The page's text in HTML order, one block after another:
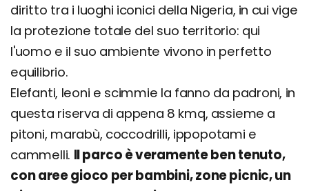
diritto tra i luoghi iconici della Nigeria, in cui vige
la protezione totale del suo territorio: qui
l'uomo e il suo ambiente vivono in perfetto
equilibrio.
Elefanti, leoni e scimmie la fanno da padroni, in
questa riserva di appena 8 kmq, assieme a
pitoni, marabù, coccodrilli, ippopotami e
cammelli. Il parco è veramente ben tenuto,
con aree gioco per bambini, zone picnic, un